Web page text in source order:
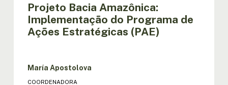
Projeto Bacia Amazônica:
Implementação do Programa de
Ações Estratégicas (PAE)
María Apostolova
COORDENADORA